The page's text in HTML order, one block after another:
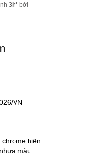
3h* bởi
VN
hiện
màu